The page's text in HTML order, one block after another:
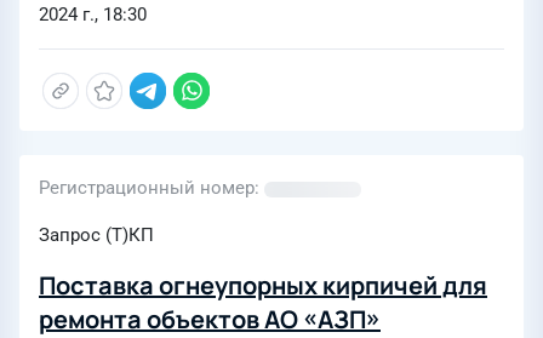
2024 г., 18:30
Регистрационный номер
Запрос (Т)КП
Поставка огнеупорных кирпичей для
ремонта объектов АО «АЗП»